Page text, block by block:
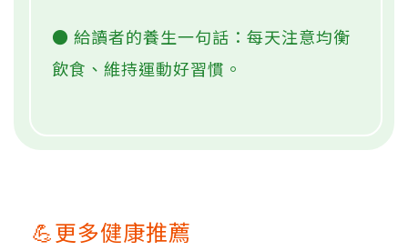
● 給讀者的養生一句話：每天注意均衡
飲食、維持運動好習慣。
💪更多健康推薦